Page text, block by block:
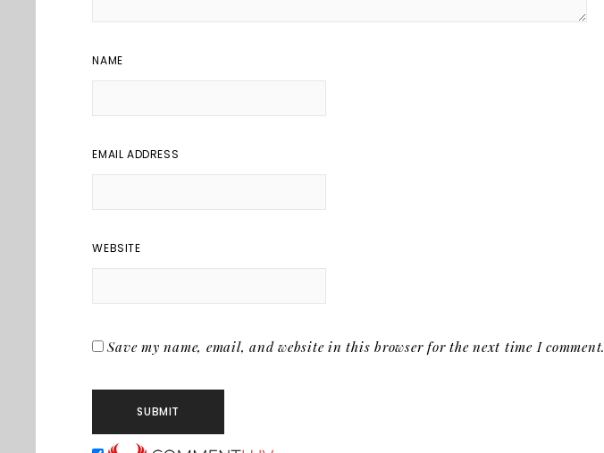
NAME
EMAIL ADDRESS
WEBSITE
Save my name, email, and website in this browser for the next time I comment.